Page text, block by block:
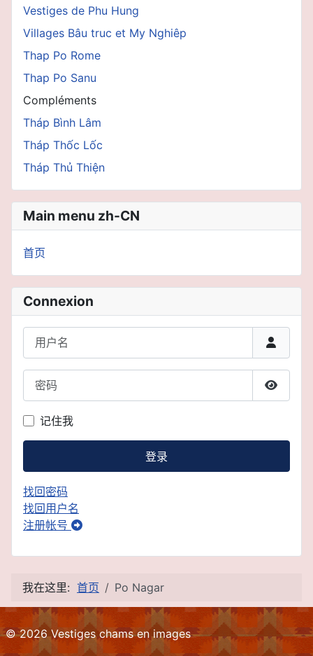
Vestiges de Phu Hung
Villages Bâu truc et My Nghiêp
Thap Po Rome
Thap Po Sanu
Compléments
Tháp Bình Lâm
Tháp Thốc Lốc
Tháp Thủ Thiện
Main menu zh-CN
首页
Connexion
用户名
密码
显示密
记住我
登录
找回密码
找回用户名
注册帐号
我在这里: 首页 Po Nagar
© 2026 Vestiges chams en images